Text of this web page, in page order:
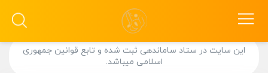
این سایت در ستاد ساماندهی ثبت شده و تابع قوانین جمهوری
اسلامی میباشد.